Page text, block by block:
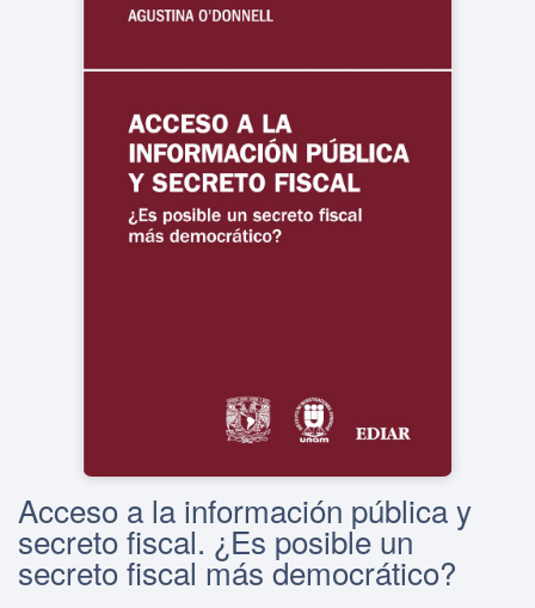
Acceso a la información pública y
secreto fiscal. ¿Es posible un
secreto fiscal más democrático?